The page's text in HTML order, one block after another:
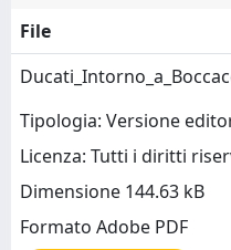
File
Tipologia: Versione
Licenza: Tutti i diritti
Dimensione 144.63 kB
Formato Adobe PDF